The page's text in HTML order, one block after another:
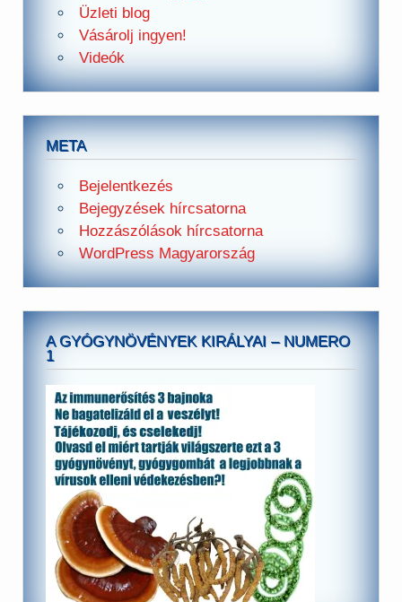
Üzleti blog
Vásárolj ingyen!
Videók
META
Bejelentkezés
Bejegyzések hírcsatorna
Hozzászólások hírcsatorna
WordPress Magyarország
A GYÓGYNÖVÉNYEK KIRÁLYAI – NUMERO
1